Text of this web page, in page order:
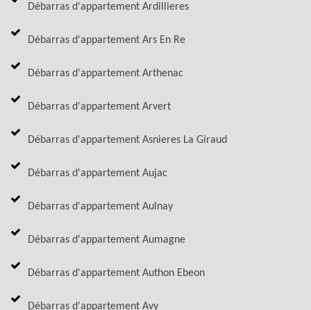
Débarras d'appartement Ardillieres
Débarras d'appartement Ars En Re
Débarras d'appartement Arthenac
Débarras d'appartement Arvert
Débarras d'appartement Asnieres La Giraud
Débarras d'appartement Aujac
Débarras d'appartement Aulnay
Débarras d'appartement Aumagne
Débarras d'appartement Authon Ebeon
Débarras d'appartement Avy